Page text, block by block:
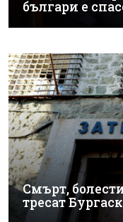
българи е
Смърт,
тресат